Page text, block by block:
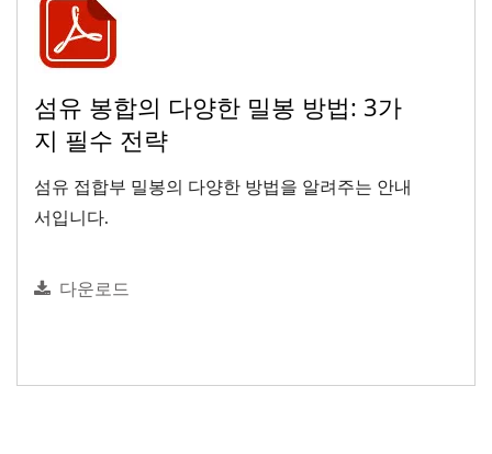
섬유 봉합의 다양한 밀봉 방법: 3가
지 필수 전략
섬유 접합부 밀봉의 다양한 방법을 알려주는 안내
서입니다.
다운로드